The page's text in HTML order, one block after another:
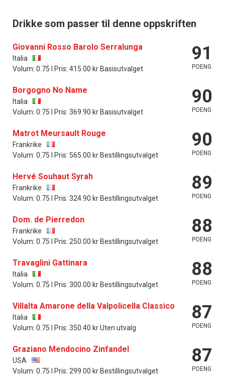
Drikke som passer til denne oppskriften
Giovanni Rosso Barolo Serralunga
Italia
Volum: 0.75 l Pris: 415.00 kr Basisutvalget
91
POENG
Borgogno No Name
Italia
Volum: 0.75 l Pris: 369.90 kr Basisutvalget
90
POENG
Matrot Meursault Rouge
Frankrike
Volum: 0.75 l Pris: 565.00 kr Bestillingsutvalget
90
POENG
Hervé Souhaut Syrah
Frankrike
Volum: 0.75 l Pris: 324.90 kr Bestillingsutvalget
89
POENG
Dom. de Pierredon
Frankrike
Volum: 0.75 l Pris: 250.00 kr Bestillingsutvalget
88
POENG
Travaglini Gattinara
Italia
Volum: 0.75 l Pris: 300.00 kr Bestillingsutvalget
88
POENG
Villalta Amarone della Valpolicella Classico
Italia
Volum: 0.75 l Pris: 350.40 kr Uten utvalg
87
POENG
Graziano Mendocino Zinfandel
USA
Volum: 0.75 l Pris: 299.00 kr Bestillingsutvalget
87
POENG